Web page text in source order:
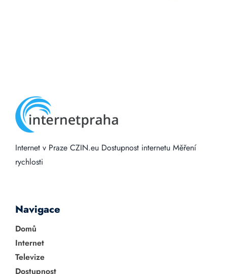
Internet v Praze CZIN.eu Dostupnost internetu Měření
rychlosti
Navigace
Domů
Internet
Televize
Dostupnost